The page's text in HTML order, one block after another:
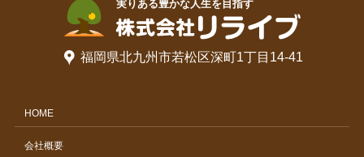
福岡県北九州市若松区深町1丁目14-41
HOME
会社概要